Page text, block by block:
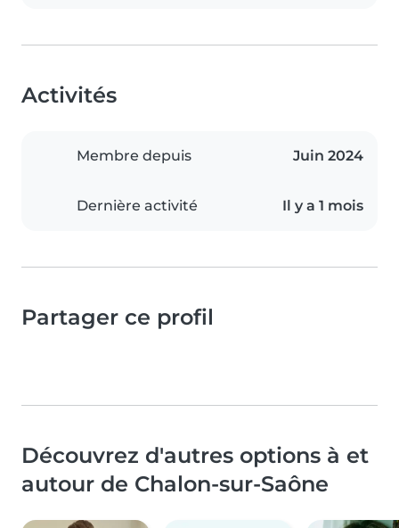
Activités
Membre depuis Juin 2024
Dernière activité Il y a 1 mois
Partager ce profil
Découvrez d'autres options à et
autour de Chalon-sur-Saône